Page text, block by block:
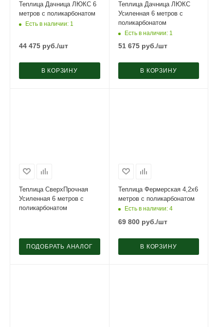
Теплица Дачница ЛЮКС 6
метров с поликарбонатом
Есть в наличии: 1
44 475 руб./шт
В КОРЗИНУ
Теплица Дачница ЛЮКС
Усиленная 6 метров с
поликарбонатом
Есть в наличии: 1
51 675руб./шт
В КОРЗИНУ
Теплица СверхПрочная
Усиленная 6 метров с
поликарбонатом
ПОДОБРАТЬ АНАЛОГ
Теплица Фермерская 4,2х6
метров с поликарбонатом
Есть в наличии: 4
69 800руб./шт
В КОРЗИНУ